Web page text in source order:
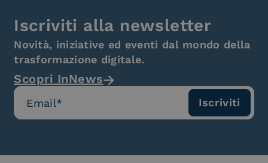
Iscriviti alla newsletter
Novità, iniziative ed eventi dal mondo della
trasformazione digitale.
Scopri InNews